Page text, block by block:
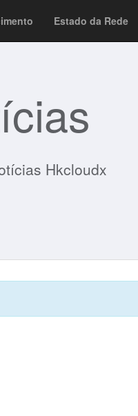
Estado da Rede
Hkcloudx